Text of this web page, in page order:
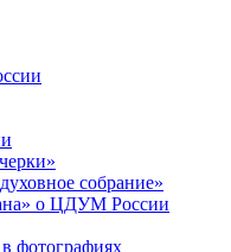
собрание»
о ЦДУМ России
фотографиях